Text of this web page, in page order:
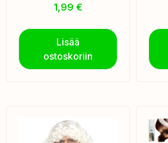
1,99 €
Lisää
ostoskoriin